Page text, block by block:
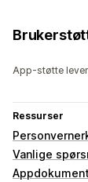
App-støtte
Ressurser
Vanlige